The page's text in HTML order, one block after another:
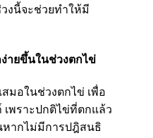
งนี้จะช่วยทำให้มี
ายขึ้นในช่วงตกไข่
มอในช่วงตกไข่ เพื่อ
เพราะปกติไข่ที่ตกแล้ว
หากไม่มีการปฎิสนธิ